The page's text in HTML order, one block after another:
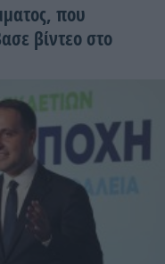
που
βίντεο στο